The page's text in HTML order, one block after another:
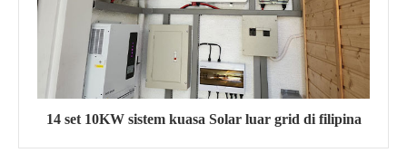
14 set 10KW sistem kuasa Solar luar grid di filipina